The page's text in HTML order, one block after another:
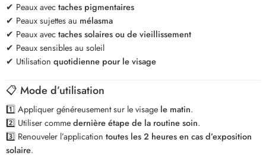
✔ Peaux avectaches pigmentaires
✔ Peaux sujettes au mélasma
✔ Peaux avectaches solaires ou de vieillissement
✔ Peaux sensibles au soleil
✔ Utilisation quotidienne pour le visage
📋 Mode d’utilisation
1️⃣ Appliquer généreusement sur le visage le matin.
2️⃣ Utiliser commedernière étape de la routine soin.
3️⃣ Renouveler l’application toutes les 2 heures en cas d’exposition
solaire.